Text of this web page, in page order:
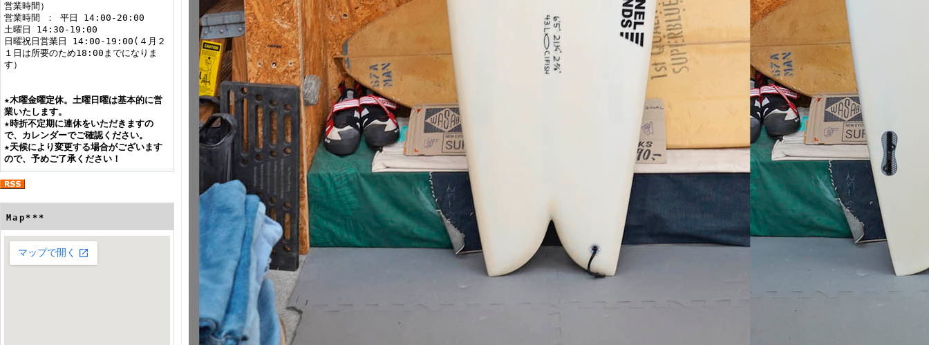
営業時間）
営業時間 ： 平日 14:00-20:00
土曜日 14:30-19:00
日曜祝日営業日 14:00-19:00(４月２
１日は所要のため18:00までになりま
す）
★木曜金曜定休。土曜日曜は基本的に営
業いたします。
★時折不定期に連休をいただきますの
で、カレンダーでご確認ください。
★天候により変更する場合がございます
ので、予めご了承ください！
Map***